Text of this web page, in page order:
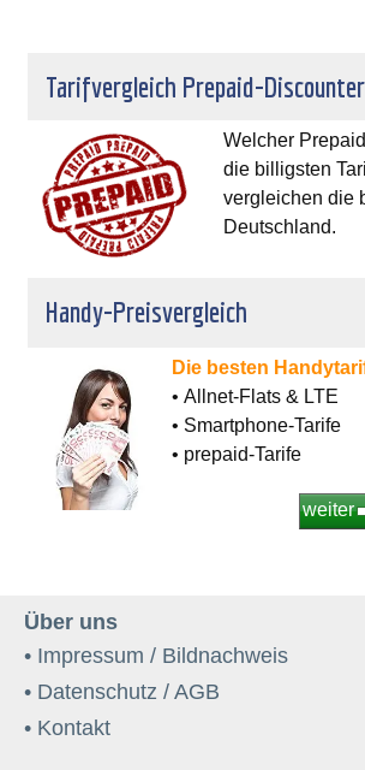
Tarifvergleich Prepaid-Discounter
Welcher
die billigsten
vergleichen die
Deutschland.
Handy-Preisvergleich
Die besten
• Allnet-Flats & LTE
• Smartphone-Tarife
• prepaid-Tarife
weiter
Über uns
• Impressum / Bildnachweis
• Datenschutz / AGB
• Kontakt